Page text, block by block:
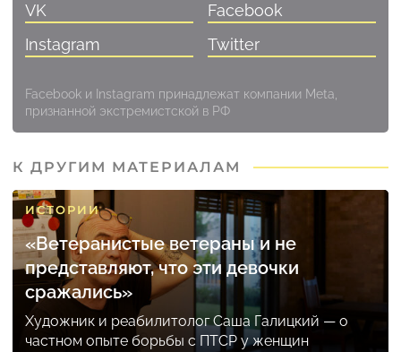
VK
Facebook
Instagram
Twitter
Facebook и Instagram принадлежат компании Meta,
признанной экстремистской в РФ
К ДРУГИМ МАТЕРИАЛАМ
ИСТОРИИ
«Ветеранистые ветераны и не
представляют, что эти девочки
сражались»
Художник и реабилитолог Саша Галицкий — о
частном опыте борьбы с ПТСР у женщин